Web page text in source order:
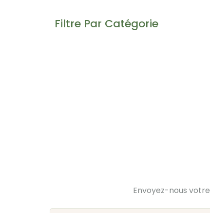
Filtre Par Catégorie
Envoyez-nous votre